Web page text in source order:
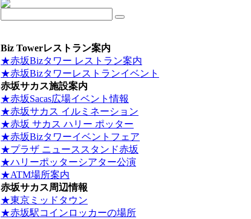
Biz Towerレストラン案内
★赤坂Bizタワー レストラン案内
★赤坂Bizタワーレストランイベント
赤坂サカス施設案内
★赤坂Sacas広場イベント情報
★赤坂サカス イルミネーション
★赤坂 サカス ハリー ポッター
★赤坂Bizタワーイベントフェア
★プラザ ニューススタンド赤坂
★ハリーポッターシアター公演
★ATM場所案内
赤坂サカス周辺情報
★東京ミッドタウン
★赤坂駅コインロッカーの場所